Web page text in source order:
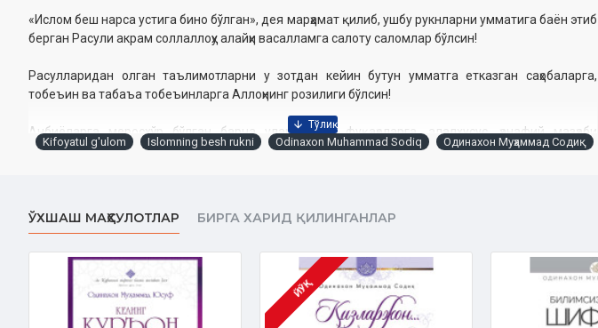
«Ислом беш нарса устига бино бўлган», дея марҳамат қилиб, ушбу рукнларни умматига баён этиб
берган Расули акрам соллаллоҳу алайҳи васалламга салоту саломлар бўлсин!
Расулларидан олган таълимотларни у зотдан кейин бутун умматга етказган саҳобаларга,
тобеъин ва табаъа тобеъинларга Аллоҳнинг розилиги бўлсин!
Анбиёларга меросхўр бўлган барча уламоларга, фуқаҳоларга, алалхусус, ҳанафий мазҳаби
фақиҳларига Аллоҳнинг раҳмати бўлсин!
ғулом» номли машҳур манзумаларини таржима қилиб, шарҳлаш шарафига муяссар бўлиб
Асарнинг номидан кўриниб турганидек, бу китоб динимизнинг беш рукнини ўрганиш учун кифоя
қилгудек ихчам, лўнда ва осон тарзда, ёш болаларга ёдлатиш учун назмий услубда ёзилган. Шу
сабаб биз унинг ўзбекча номини «Исломнинг беш рукни» деб атадик. Ушбу манзума гўзал
Kifoyatul g'ulom Islomning besh rukni Odinaxon Muhammad Sodiq Одинахон Муҳаммад Содиқ
ЎХШАШ МАҲСУЛОТЛАР БИРГА ХАРИД ҚИЛИНГАНЛАР
ЙЎҚ